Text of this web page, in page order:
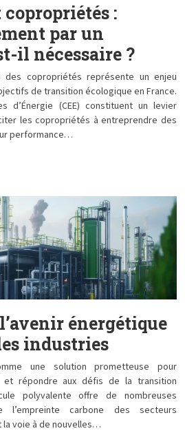
copropriétés :
par un
il nécessaire ?
des copropriétés représente un enjeu
de transition écologique en France.
d’Énergie (CEE) constituent un levier
les copropriétés à entreprendre des
performance…
énergétique
industries
une solution prometteuse pour
et répondre aux défis de la transition
polyvalente offre de nombreuses
l’empreinte carbone des secteurs
voie à de nouvelles…